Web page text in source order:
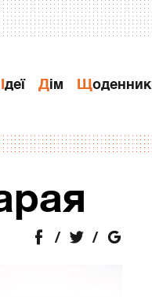
Ідеї Дiм Щоденник